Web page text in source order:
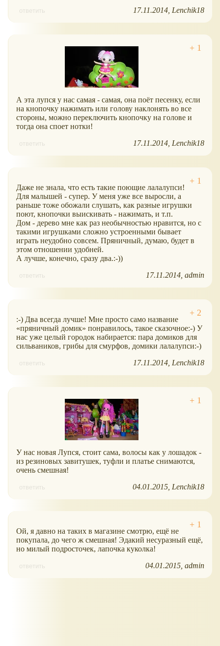
ответить 17.11.2014 Lenchik18
А эта лупся у нас самая - самая, она поёт песенку, если
на кнопочку нажимать или голову наклонять во все
стороны, можно переключить кнопочку на голове и
тогда она споет нотки!
ответить 17.11.2014 Lenchik18
Даже не знала, что есть такие поющие лалалупси!
Для малышей - супер. У меня уже все выросли, а
раньше тоже обожали слушать, как разные игрушки
поют, кнопочки выискивать - нажимать, и т.п.
Дом - дерево мне как раз необычностью нравится, но с
такими игрушками сложно устроенными бывает
играть неудобно совсем. Пряничный, думаю, будет в
этом отношении удобней.
А лучше, конечно, сразу два.:-))
ответить 17.11.2014 admin
:-) Два всегда лучше! Мне просто само название
пряничный домик
понравилось, такое сказочное:-) У
нас уже целый городок набирается: пара домиков для
сильваников, грибы для смурфов, домики лалалупси:-)
ответить 17.11.2014 Lenchik18
У нас новая Лупся, стоит сама, волосы как у лошадок -
из резиновых завитушек, туфли и платье снимаются,
очень смешная!
ответить 04.01.2015 Lenchik18
Ой, я давно на таких в магазине смотрю, ещё не
покупала, до чего ж смешная! Эдакий несуразный ещё,
но милый подросточек, лапочка куколка!
ответить 04.01.2015 admin